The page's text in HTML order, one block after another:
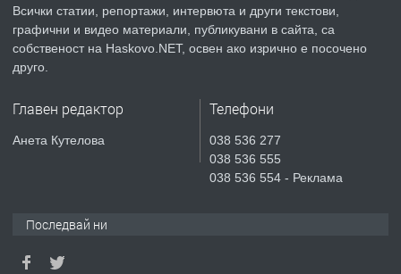
преди 3 дни
ПРЕДЛАГА
🔑 ОБЗАВЕДЕНА ГАРСОНИЕРА ПОД
НАПЪЛНО ОБЗАВЕДЕН И
Всички статии, репортажи, интервюта и други текстови,
графични и видео материали, публикувани в сайта, са
собственост на Haskovo.NET, освен ако изрично е посочено
друго.
Главен редактор
Анета Кутелова
Телефони
038 536 277
038 536 555
038 536 554 - Реклама
Последвай ни